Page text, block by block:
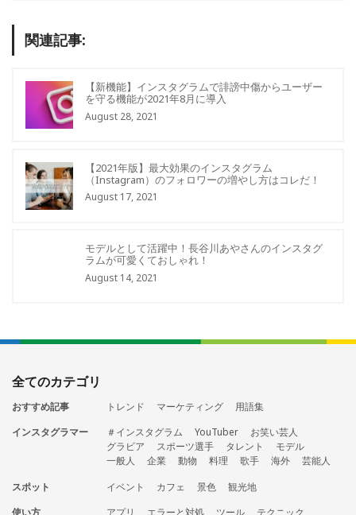
関連記事:
【新機能】インスタグラムで誹謗中傷からユーザー
を守る機能が2021年8月に導入
August 28, 2021
【2021年版】最大効果のインスタグラム
（Instagram）のフォロワーの増やし方はコレだ！
August 17, 2021
モデルとして活躍中！長谷川あやさんのインスタグ
ラムが可愛くておしゃれ！
August 14, 2021
全てのカテゴリ
おすすめ記事 トレンド マーケティング
用語集
インスタグラマー
＃インスタグラム YouTuber
お笑い芸人
グラビア
スポーツ選手 タレント
モデル
一般人
企業 動物 料理 歌手 海外
芸能人
スポット
イベント カフェ 景色
観光地